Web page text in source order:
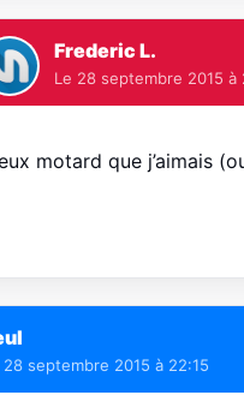
Frederic L.
Le 28 septembre 2015 à
motard que j’aimais
28 septembre 2015 à 22:15